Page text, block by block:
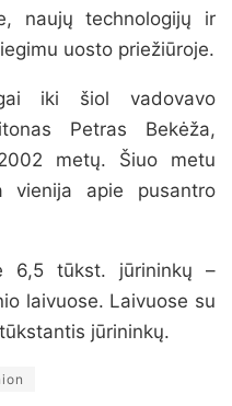
naujų technologijų ir
uosto priežiūroje.
iki šiol vadovavo
Petras Bekėža,
metų. Šiuo metu
vienija apie pusantro
6,5 tūkst. jūrininkų –
laivuose. Laivuose su
jūrininkų.